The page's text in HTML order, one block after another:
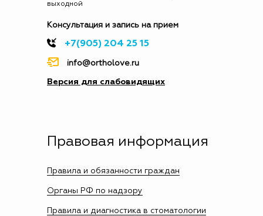
выходной
Консультация и запись на прием
+7(905) 204 25 15
info@ortholove.ru
Версия для слабовидящих
Правовая информация
Правила и обязанности граждан
Органы РФ по надзору
Правила и диагностика в стоматологии